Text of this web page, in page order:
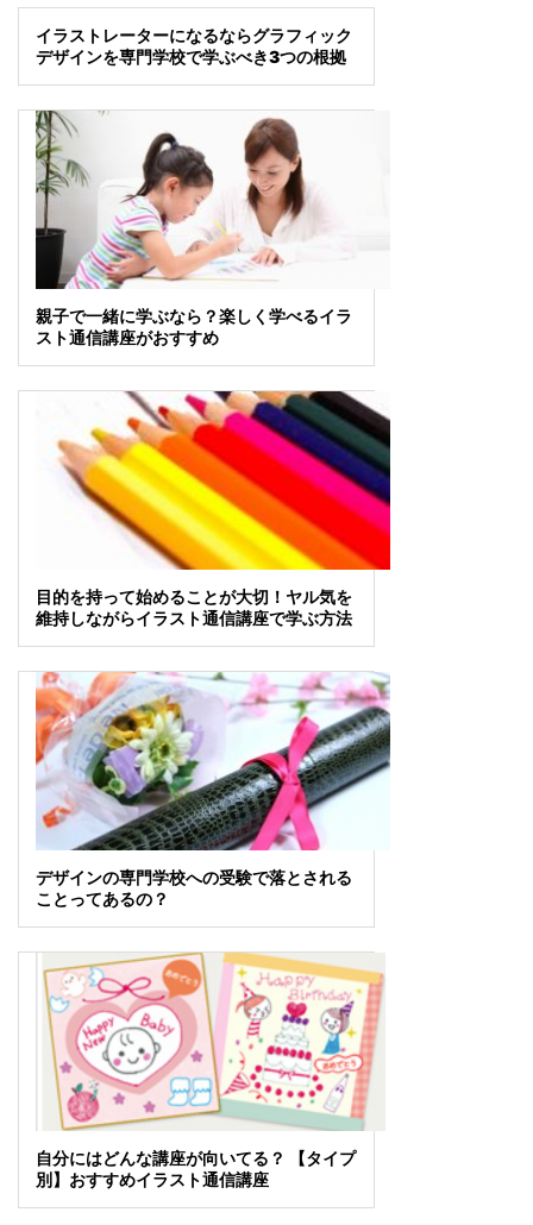
イラストレーターになるならグラフィック
デザインを専門学校で学ぶべき3つの根拠
親子で一緒に学ぶなら？楽しく学べるイラ
スト通信講座がおすすめ
目的を持って始めることが大切！ヤル気を
維持しながらイラスト通信講座で学ぶ方法
デザインの専門学校への受験で落とされる
ことってあるの？
自分にはどんな講座が向いてる？ 【タイプ
別】おすすめイラスト通信講座